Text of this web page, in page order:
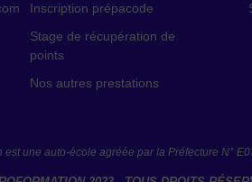
Inscription prépacode
Stage de récupération de
points
Nos autres prestations
est une auto-école agréée par la Préfecture N°